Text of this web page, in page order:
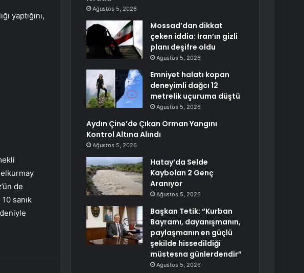
yaptığını,
de
sanık
Ağustos 5, 2026
Mossad’dan dikkat
çeken iddia: İran’ın gizli
planı deşifre oldu
Ağustos 5, 2026
Emniyet halatı kopan
deneyimli dağcı 12
metrelik uçuruma düştü
Ağustos 5, 2026
Aydın Çine’de Çıkan Orman Yangını
Kontrol Altına Alındı
Ağustos 5, 2026
Hatay’da Selde
Kaybolan 2 Genç
Aranıyor
Ağustos 5, 2026
Başkan Tetik: “Kurban
Bayramı, dayanışmanın,
paylaşmanın en güçlü
şekilde hissedildiği
müstesna günlerdendir”
Ağustos 5, 2026